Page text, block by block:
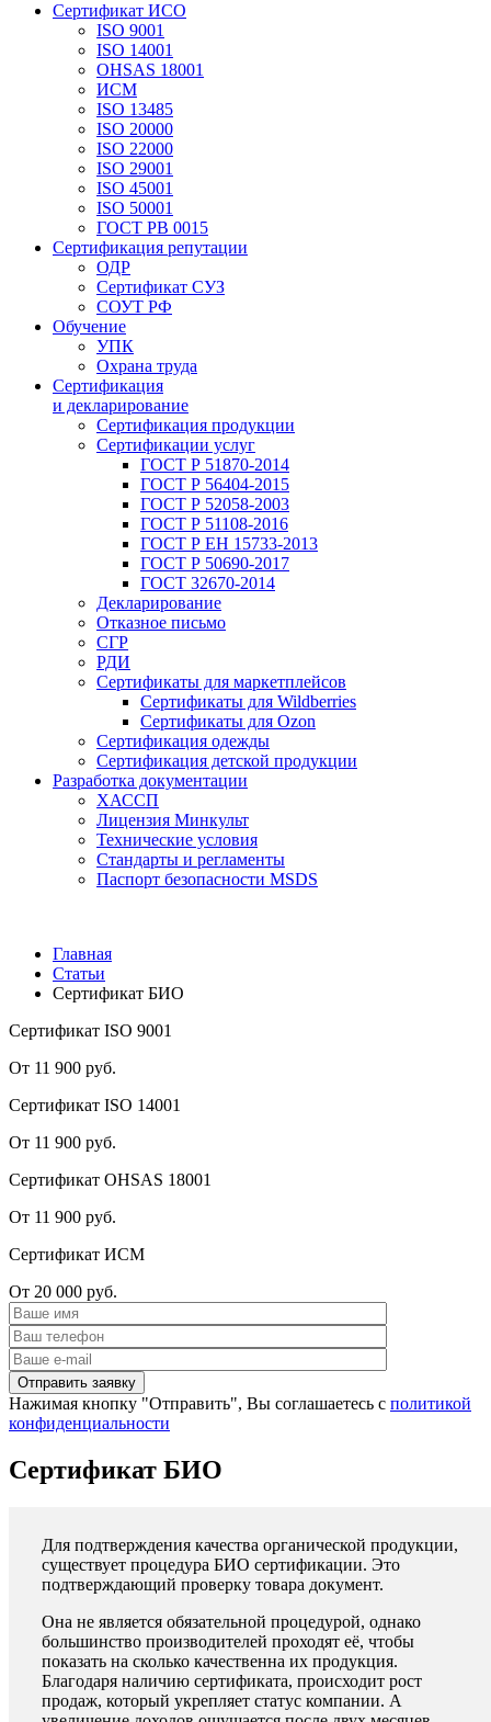
Сертификат ИСО
ISO 9001
ISO 14001
OHSAS 18001
ИСМ
ISO 13485
ISO 20000
ISO 22000
ISO 29001
ISO 45001
ISO 50001
ГОСТ РВ 0015
Сертификация репутации
ОДР
Сертификат СУЗ
СОУТ РФ
Обучение
УПК
Охрана труда
Сертификация
и декларирование
Сертификация продукции
Сертификации услуг
ГОСТ Р 51870-2014
ГОСТ Р 56404-2015
ГОСТ Р 52058-2003
ГОСТ Р 51108-2016
ГОСТ Р ЕН 15733-2013
ГОСТ Р 50690-2017
ГОСТ 32670-2014
Декларирование
Отказное письмо
СГР
РДИ
Сертификаты для маркетплейсов
Сертификаты для Wildberries
Сертификаты для Ozon
Сертификация одежды
Сертификация детской продукции
Разработка документации
ХАССП
Лицензия Минкульт
Технические условия
Стандарты и регламенты
Паспорт безопасности MSDS
Главная
Статьи
Сертификат БИО
Сертификат ISO 9001
От 11 900 руб.
Сертификат ISO 14001
От 11 900 руб.
Сертификат OHSAS 18001
От 11 900 руб.
Сертификат ИСМ
От 20 000 руб.
Нажимая кнопку "Отправить", Вы соглашаетесь с политикой
конфиденциальности
Сертификат БИО
Для подтверждения качества органической продукции,
существует процедура БИО сертификации. Это
подтверждающий проверку товара документ.
Она не является обязательной процедурой, однако
большинство производителей проходят её, чтобы
показать на сколько качественна их продукция.
Благодаря наличию сертификата, происходит рост
продаж, который укрепляет статус компании. А